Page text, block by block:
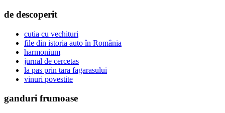
de descoperit
cutia cu vechituri
file din istoria auto în România
harmonium
jurnal de cercetas
la pas prin tara fagarasului
vinuri povestite
ganduri frumoase